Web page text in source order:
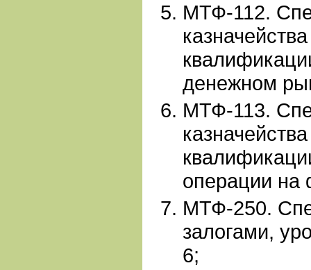
МТФ-112.
денежном
МТФ-113.
операции на
МТФ-250.
залогами,
6;